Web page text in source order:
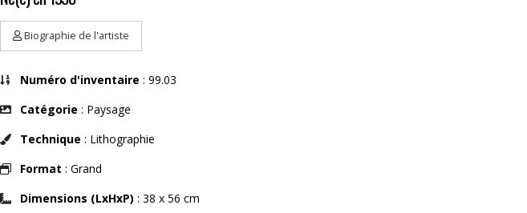
Biographie de l'artiste
Numéro d'inventaire : 99.03
Catégorie : Paysage
Technique : Lithographie
Format : Grand
Dimensions (LxHxP) : 38 x 56 cm